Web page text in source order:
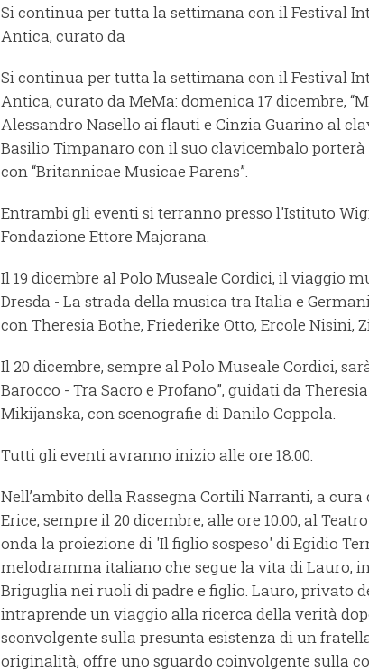
Si continua per tutta la settimana con il Festival
Antica, curato da
Si continua per tutta la settimana con il Festival
Antica, curato da MeMa: domenica 17 dicembre,
Alessandro Nasello ai flauti e Cinzia Guarino al
Basilio Timpanaro con il suo clavicembalo
con “Britannicae Musicae Parens”.
Entrambi gli eventi si terranno presso l'Istituto
Fondazione Ettore Majorana.
Il 19 dicembre al Polo Museale Cordici, il viaggio
Dresda - La strada della musica tra Italia e
con Theresia Bothe, Friederike Otto, Ercole Nisini,
Il 20 dicembre, sempre al Polo Museale Cordici,
Barocco - Tra Sacro e Profano”, guidati da
Mikijanska, con scenografie di Danilo Coppola.
Tutti gli eventi avranno inizio alle ore 18.00.
Nell’ambito della Rassegna Cortili Narranti, a cura
Erice, sempre il 20 dicembre, alle ore 10.00, al
onda la proiezione di 'Il figlio sospeso' di Egidio
melodramma italiano che segue la vita di Lauro,
Briguglia nei ruoli di padre e figlio. Lauro, privato
intraprende un viaggio alla ricerca della verità
sconvolgente sulla presunta esistenza di un
originalità, offre uno sguardo coinvolgente sulla